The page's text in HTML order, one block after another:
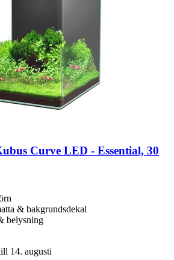
Curve LED -​ Essential, 30
& bakgrundsdekal
belysning
14. augusti